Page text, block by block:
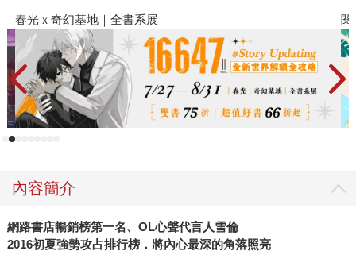
幸。所以雪倫這本書的書名《若你聽見我的孤單》在一開始
就打動我了！在這個仇女、厭女的社會裡，真的需要有一些
溫暖的文字讓刺蝟般的個體有擁抱的可能。雖然這樣的文案
有一些輕熟女囈語的可能，但是在我深入的閱讀這本書的時
候，我感受到了「親情」和「家庭」、「血緣」才是最重要
的主軸。 我喜歡雪倫每一個章節的警句，例如：「隨時隨地
都有可能被影響的東西，就是感情」、「因為有一種幸福
課。到頭來，讓你明白，所有的磨練和挫折，都是要你學會
自己一個人好好生活。」……在故事敘述中，我看到一個努
力擺脫家庭拖累的女強人，用一種看似玩世不恭的方式遊走
人生，但是她確是一個重感情而忠於自己的固執的人。主角
閱讀漫遊錄-2026上半年暢銷榜
內容簡介
網路書店暢銷榜第一名、 OL心聲代言人雪倫
2016初夏強勢攻占排行榜．將內心最深的角落照亮